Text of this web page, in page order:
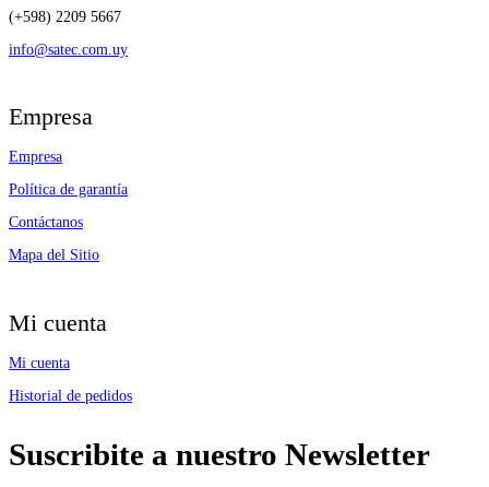
(+598) 2209 5667
info@satec.com.uy
Empresa
Empresa
Política de garantía
Contáctanos
Mapa del Sitio
Mi cuenta
Mi cuenta
Historial de pedidos
Suscribite a nuestro Newsletter